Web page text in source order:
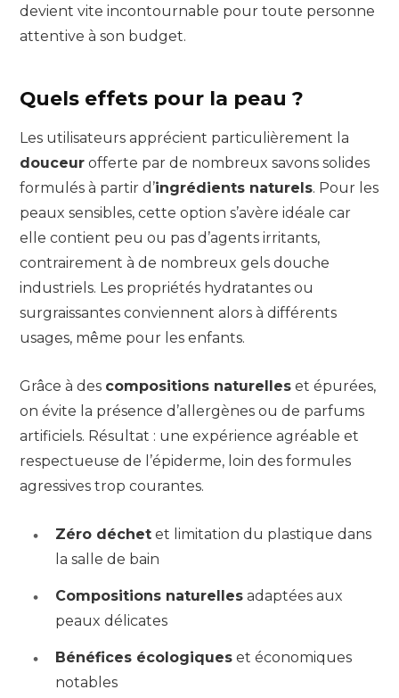
devient vite incontournable pour toute personne
attentive à son budget.
Quels effets pour la peau ?
Les utilisateurs apprécient particulièrement la
douceur offerte par de nombreux savons solides
formulés à partir d’ingrédients naturels. Pour les
peaux sensibles, cette option s’avère idéale car
elle contient peu ou pas d’agents irritants,
contrairement à de nombreux gels douche
industriels. Les propriétés hydratantes ou
surgraissantes conviennent alors à différents
usages, même pour les enfants.
Grâce à des compositions naturelles et épurées,
on évite la présence d’allergènes ou de parfums
artificiels. Résultat : une expérience agréable et
respectueuse de l’épiderme, loin des formules
agressives trop courantes.
Zéro déchet et limitation du plastique dans
la salle de bain
Compositions naturelles adaptées aux
peaux délicates
Bénéfices écologiques et économiques
notables